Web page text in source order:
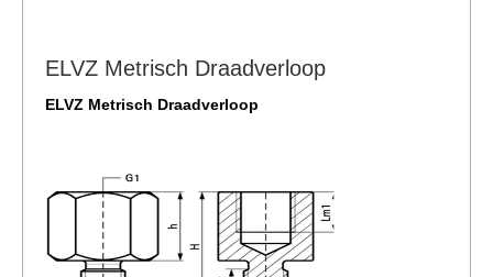
ELVZ Metrisch Draadverloop
ELVZ Metrisch Draadverloop